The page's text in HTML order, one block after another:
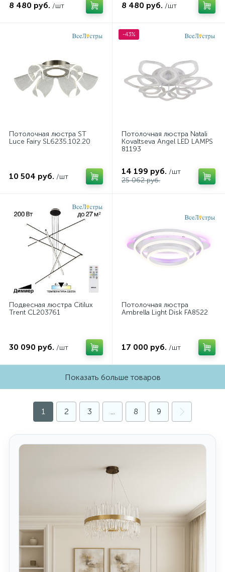
8 480 руб. /шт 8 480 руб. /шт
Потолочная люстра ST
Luce Fairy SL6235.102.20
10 504 руб. /шт
-43%
Потолочная люстра Natali
Kovaltseva Angel LED LAMPS
81193
14 199 руб. /шт
25 062 руб.
Подвесная люстра Citilux
Trent CL203761
30 090 руб. /шт
Потолочная люстра
Ambrella Light Disk FA8522
17 000 руб. /шт
Показать больше товаров
1 2 3 ... 8 9